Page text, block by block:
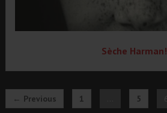
Sèche Harman!
← Previous 1 5